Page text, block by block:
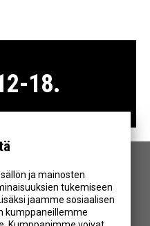
ja mainosten
tukemiseen
jaamme sosiaalisen
kumppaneillemme
18.